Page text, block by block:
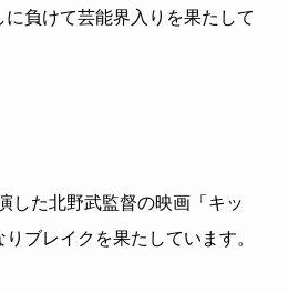
負けて芸能界入りを果たして
した北野武監督の映画「キッ
りブレイクを果たしています。